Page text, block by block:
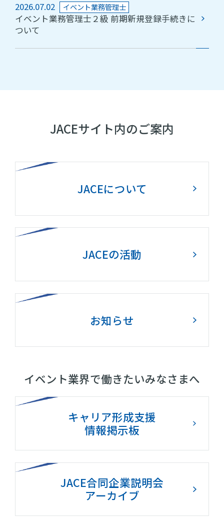
2026.07.02 イベント業務管理士
イベント業務管理士２級 前期新規登録手続きに
ついて
JACEサイト内のご案内
JACEについて
JACEの活動
お知らせ
イベント業界で働きたいみなさまへ
キャリア形成支援
情報掲示板
JACE合同企業説明会
アーカイブ